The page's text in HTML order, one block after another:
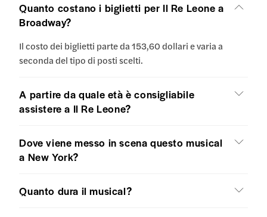
Quanto costano i biglietti per Il Re Leone a
Broadway?
Il costo dei biglietti parte da 153,60 dollari e varia a
seconda del tipo di posti scelti.
A partire da quale età è consigliabile
assistere a Il Re Leone?
Dove viene messo in scena questo musical
a New York?
Quanto dura il musical?